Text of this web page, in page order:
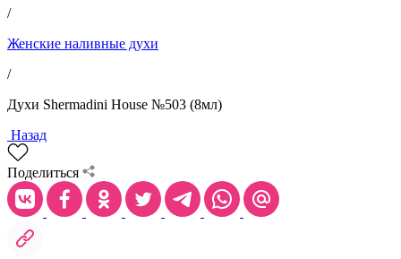
/
Женские наливные духи
/
Духи Shermadini House №503 (8мл)
Назад
Поделиться